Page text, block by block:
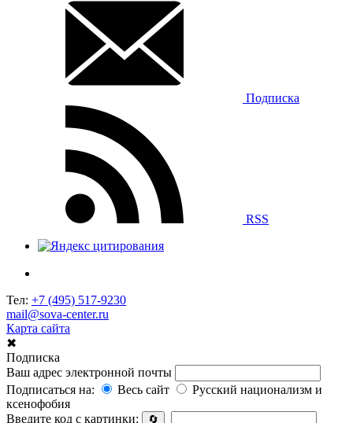
Подписка
RSS
Тел: +7 (495) 517-9230
mail@sova-center.ru
Карта сайта
✖
Подписка
Ваш адрес электронной почты
Подписаться на:
Весь сайт
Русский национализм и
ксенофобия
Введите код с картинки:
🔄